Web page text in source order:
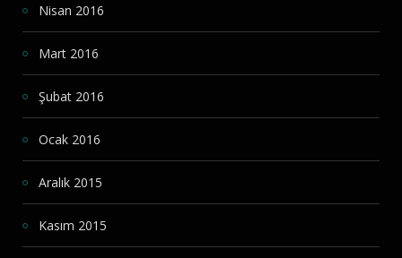
Nisan 2016
Mart 2016
Şubat 2016
Ocak 2016
Aralık 2015
Kasım 2015